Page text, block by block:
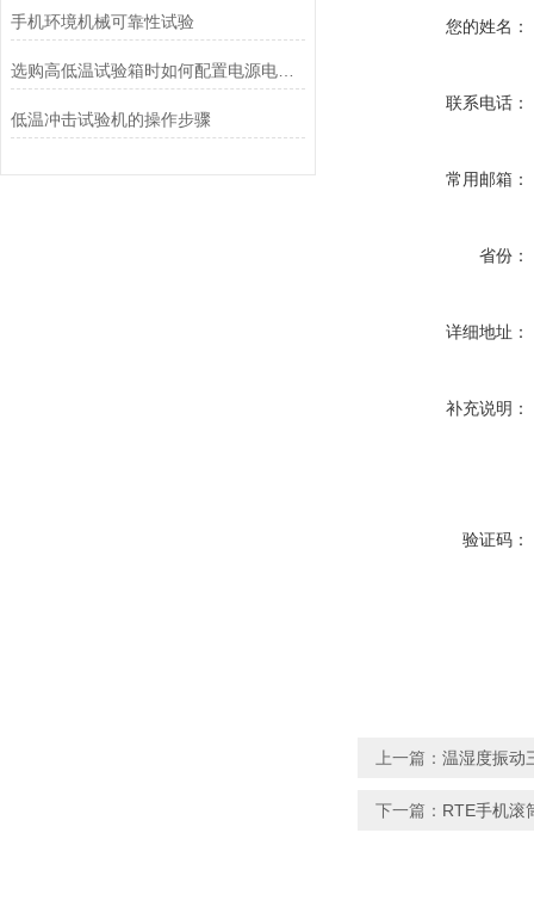
手机环境机械可靠性试验
选购高低温试验箱时如何配置电源电压问题
低温冲击试验机的操作步骤
您的姓名：
联系电话：
常用邮箱：
省份：
详细地址：
补充说明：
验证码：
上一篇： 温湿度振动
下一篇： RTE手机滚